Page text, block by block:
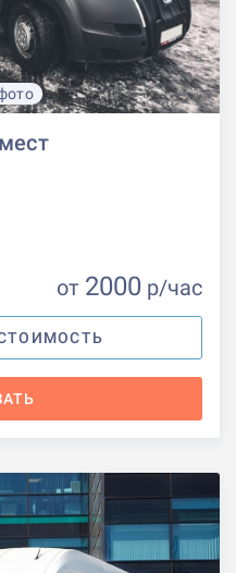
от 2000 р/час